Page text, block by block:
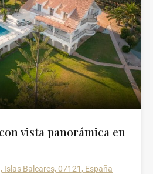
vista panorámica en
Islas Baleares, 07121, España